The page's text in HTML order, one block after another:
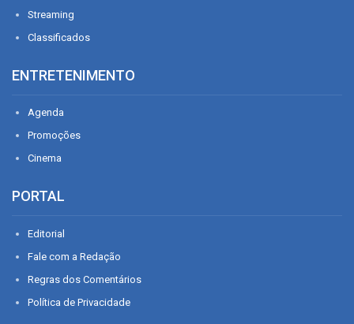
Streaming
Classificados
ENTRETENIMENTO
Agenda
Promoções
Cinema
PORTAL
Editorial
Fale com a Redação
Regras dos Comentários
Política de Privacidade